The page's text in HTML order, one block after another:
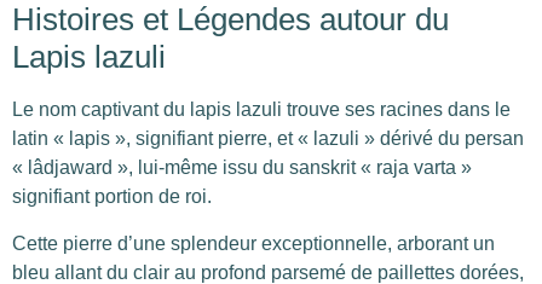
Histoires et Légendes autour du
Lapis lazuli
Le nom captivant du lapis lazuli trouve ses racines dans le
latin « lapis », signifiant pierre, et « lazuli » dérivé du persan
« lâdjaward », lui-même issu du sanskrit « raja varta »
signifiant portion de roi.
Cette pierre d’une splendeur exceptionnelle, arborant un
bleu allant du clair au profond parsemé de paillettes dorées,